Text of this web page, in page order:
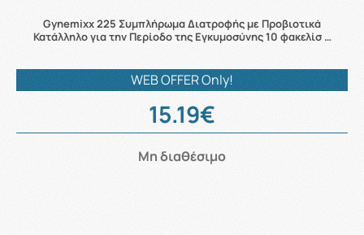
Gynemixx 225 Συμπλήρωμα Διατροφής με Προβιοτικά
Κατάλληλο για την Περίοδο της Εγκυμοσύνης 10 φακελίσ …
WEB OFFER Only!
15.19€
Μη διαθέσιμο